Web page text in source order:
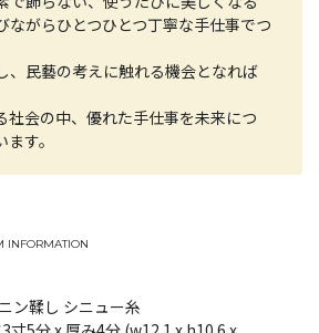
ながらひとつひとつ丁寧な手仕事でつ
、民藝の考えに触れる機会となれば
社会の中、優れた手仕事を未来につ
す。
INFORMATION
ン鞣し シニュー糸